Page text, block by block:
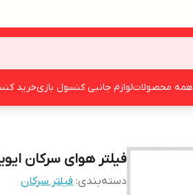
همه محصولاتلوازم جانبی کنسول بازیخرید
فیلتر هوای سرکان ایویکو:۷۲۰/۳۸۰
دسته‌بندی: فیلتر سرکان